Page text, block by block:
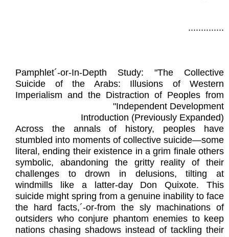
..............
Pamphlet´-or-In-Depth Study: "The Collective
Suicide of the Arabs: Illusions of Western
Imperialism and the Distraction of Peoples from
Independent Development"
Introduction (Previously Expanded)
Across the annals of history, peoples have
stumbled into moments of collective suicide—some
literal, ending their existence in a grim finale others
symbolic, abandoning the gritty reality of their
challenges to drown in delusions, tilting at
windmills like a latter-day Don Quixote. This
suicide might spring from a genuine inability to face
the hard facts,´-or-from the sly machinations of
outsiders who conjure phantom enemies to keep
nations chasing shadows instead of tackling their